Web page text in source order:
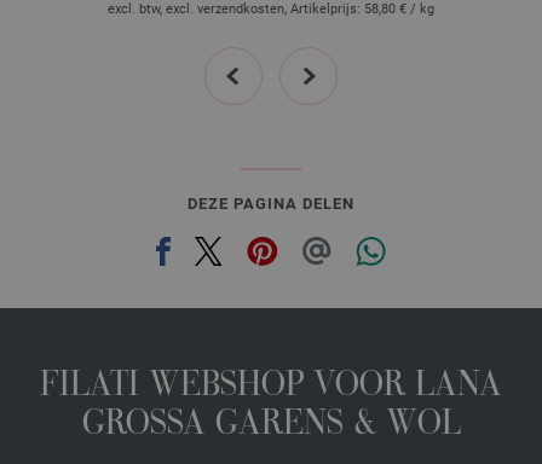
excl. btw, excl. verzendkosten, Artikelprijs: 58,80 € / kg
prev next
DEZE PAGINA DELEN
FILATI WEBSHOP VOOR LANA
GROSSA GARENS & WOL